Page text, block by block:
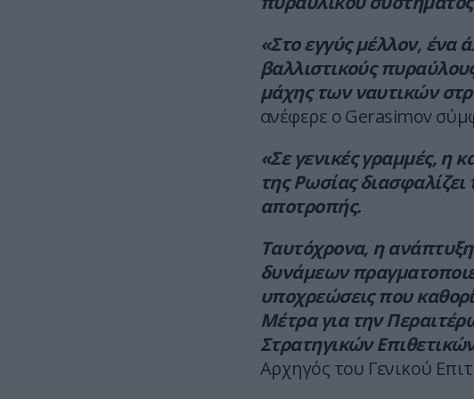
«Στο εγγύς μέλλον, ένα
βαλλιστικούς
μάχης των ναυτικών
ανέφερε ο Gerasimov
«Σε γενικές γραμμές, η
της Ρωσίας
αποτροπής.
Ταυτόχρονα, η
δυνάμεων
υποχρεώσεις που
Μέτρα για την
Στρατηγικών
Αρχηγός του Γενικού